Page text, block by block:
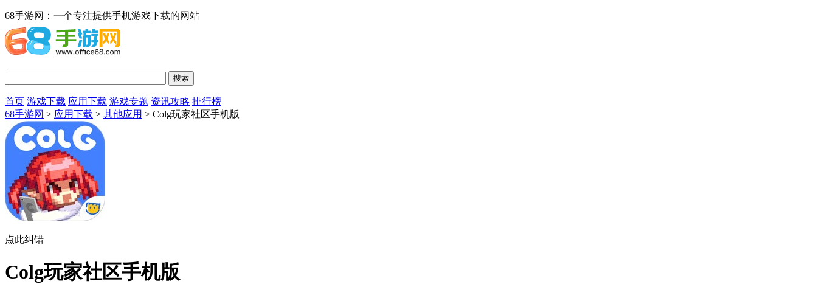
68手游网：一个专注提供手机游戏下载的网站
首页 游戏下载 应用下载 游戏专题 资讯攻略 排行榜
68手游网 > 应用下载 > 其他应用 > Colg玩家社区手机版
点此纠错
Colg玩家社区手机版